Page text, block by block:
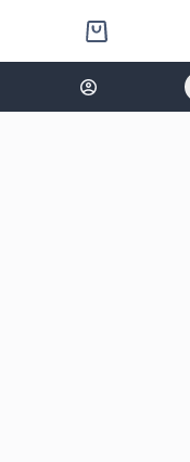
Shopping
cart